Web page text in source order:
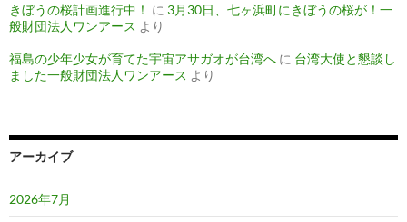
きぼうの桜計画進行中！ に 3月30日、七ヶ浜町にきぼうの桜が！一
般財団法人ワンアース より
福島の少年少女が育てた宇宙アサガオが台湾へ に 台湾大使と懇談し
ました一般財団法人ワンアース より
アーカイブ
2026年7月